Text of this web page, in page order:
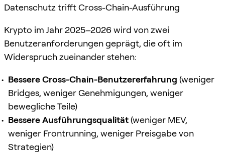
Datenschutz trifft Cross-Chain-Ausführung
Krypto im Jahr 2025–2026 wird von zwei
Benutzeranforderungen geprägt, die oft im
Widerspruch zueinander stehen:
Bessere Cross-Chain-Benutzererfahrung (weniger
Bridges, weniger Genehmigungen, weniger
bewegliche Teile)
Bessere Ausführungsqualität(weniger MEV,
weniger Frontrunning, weniger Preisgabe von
Strategien)